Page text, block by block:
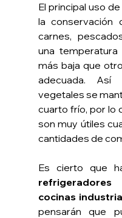
El principal uso
la conservación
carnes,
una
más baja que
adecuada.
vegetales se
cuarto frío, por lo
son muy útiles
cantidades de
Es cierto que
cocinas
pensarán que